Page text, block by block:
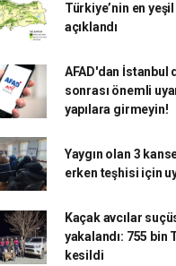
Türkiye’nin en
açıklandı
AFAD'dan İstanbul
sonrası önemli
yapılara girmeyin!
Yaygın olan 3
erken teşhisi için
Kaçak avcılar
yakalandı: 755 bin
kesildi